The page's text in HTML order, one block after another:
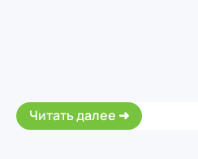
Читать далее